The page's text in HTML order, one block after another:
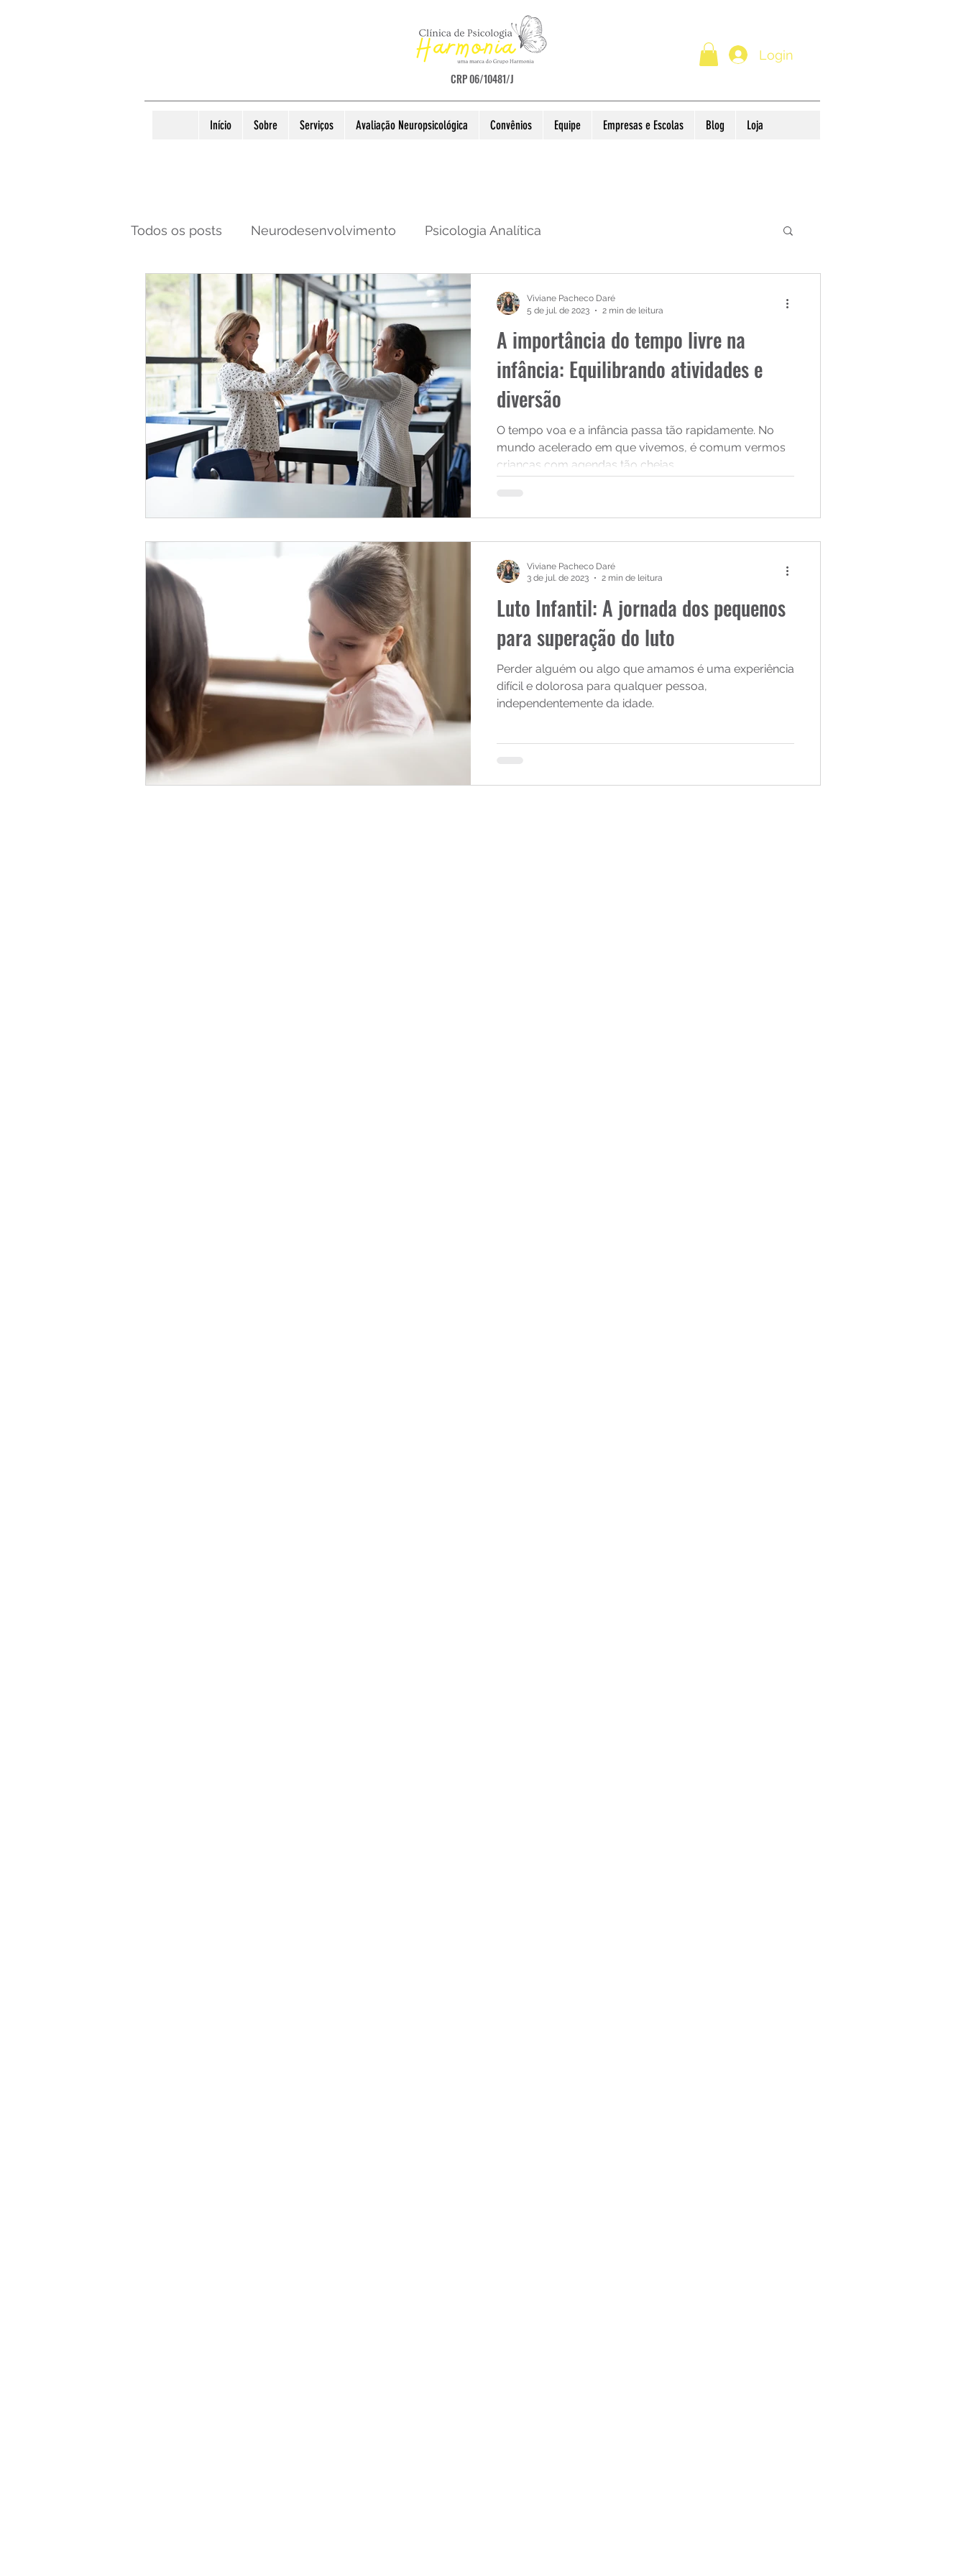
Login
CRP 06/10481/J
Início Sobre Serviços Avaliação Neuropsicológica Convênios Equipe Empresas e Escolas Blog Loja
Todos os posts Neurodesenvolvimento Psicologia Analítica
Mês de conscientização sobre o TEA Diversos
A importância do tempo livre na
infância: Equilibrando atividades e
diversão
O tempo voa e a infância passa tão rapidamente. No
mundo acelerado em que vivemos, é comum vermos
crianças com agendas tão cheias
Viviane Pacheco Daré
5 de jul. de 2023
2 min de leitura
Luto Infantil: A jornada dos pequenos
para superação do luto
Perder alguém ou algo que amamos é uma experiência
difícil e dolorosa para qualquer pessoa,
independentemente da idade.
Viviane Pacheco Daré
3 de jul. de 2023
2 min de leitura